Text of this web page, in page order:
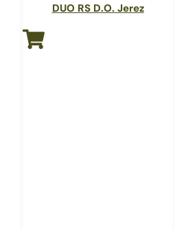
DUO RS D.O. Jerez